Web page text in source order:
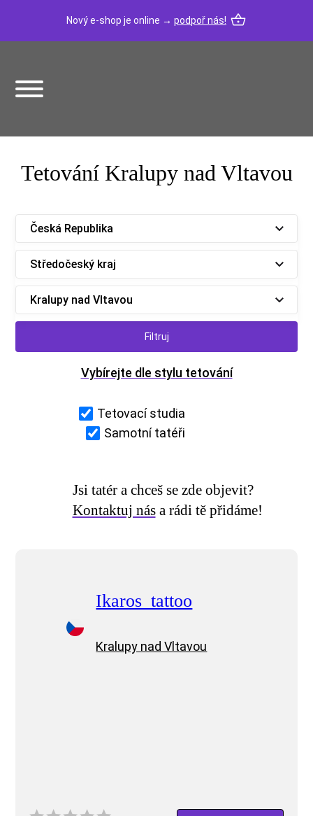
Nový e-shop je online → podpoř nás!
Tetování Kralupy nad Vltavou
Česká Republika
Středočeský kraj
Kralupy nad Vltavou
Vybírejte dle stylu tetování
Tetovací studia
Samotní tatéři
Jsi tatér a chceš se zde objevit?
Kontaktuj nása rádi tě přidáme!
Ikaros_tattoo
Kralupy nad Vltavou